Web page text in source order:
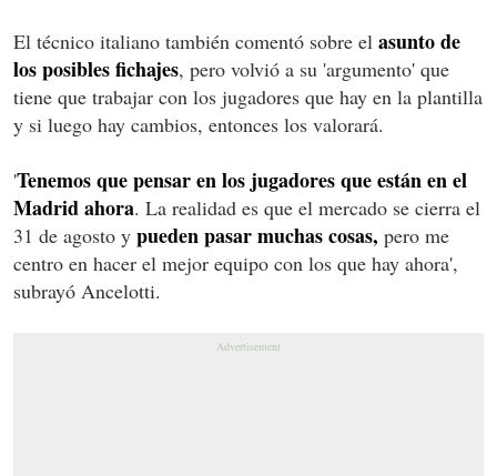
El técnico italiano también comentó sobre el asunto de
los posibles fichajes, pero volvió a su 'argumento' que
tiene que trabajar con los jugadores que hay en la plantilla
y si luego hay cambios, entonces los valorará.
'Tenemos que pensar en los jugadores que están en el
Madrid ahora. La realidad es que el mercado se cierra el
31 de agosto y pueden pasar muchas cosas, pero me
centro en hacer el mejor equipo con los que hay ahora',
subrayó Ancelotti.